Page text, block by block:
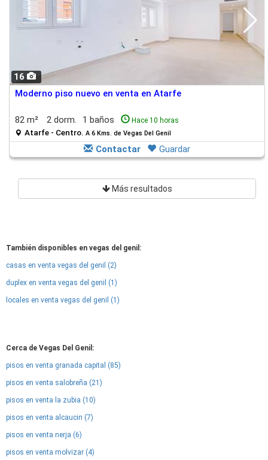
16
Moderno piso nuevo en venta en Atarfe
82 m² 2 dorm. 1 baños Hace 10 horas
Atarfe - Centro. A 6 Kms. de Vegas Del Genil
Contactar Guardar
Más resultados
También disponibles en vegas del genil:
casas en venta vegas del genil (2)
duplex en venta vegas del genil (1)
locales en venta vegas del genil (1)
Cerca de Vegas Del Genil:
pisos en venta granada capital (85)
pisos en venta salobreña (21)
pisos en venta la zubia (10)
pisos en venta alcaucin (7)
pisos en venta nerja (6)
pisos en venta molvizar (4)